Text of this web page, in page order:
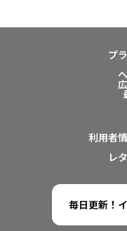
プ
利用者
レ
毎日更新！